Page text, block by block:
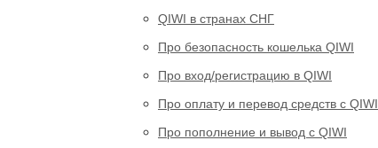
QIWI в странах СНГ
Про безопасность кошелька QIWI
Про вход/регистрацию в QIWI
Про оплату и перевод средств c QIWI
Про пополнение и вывод с QIWI